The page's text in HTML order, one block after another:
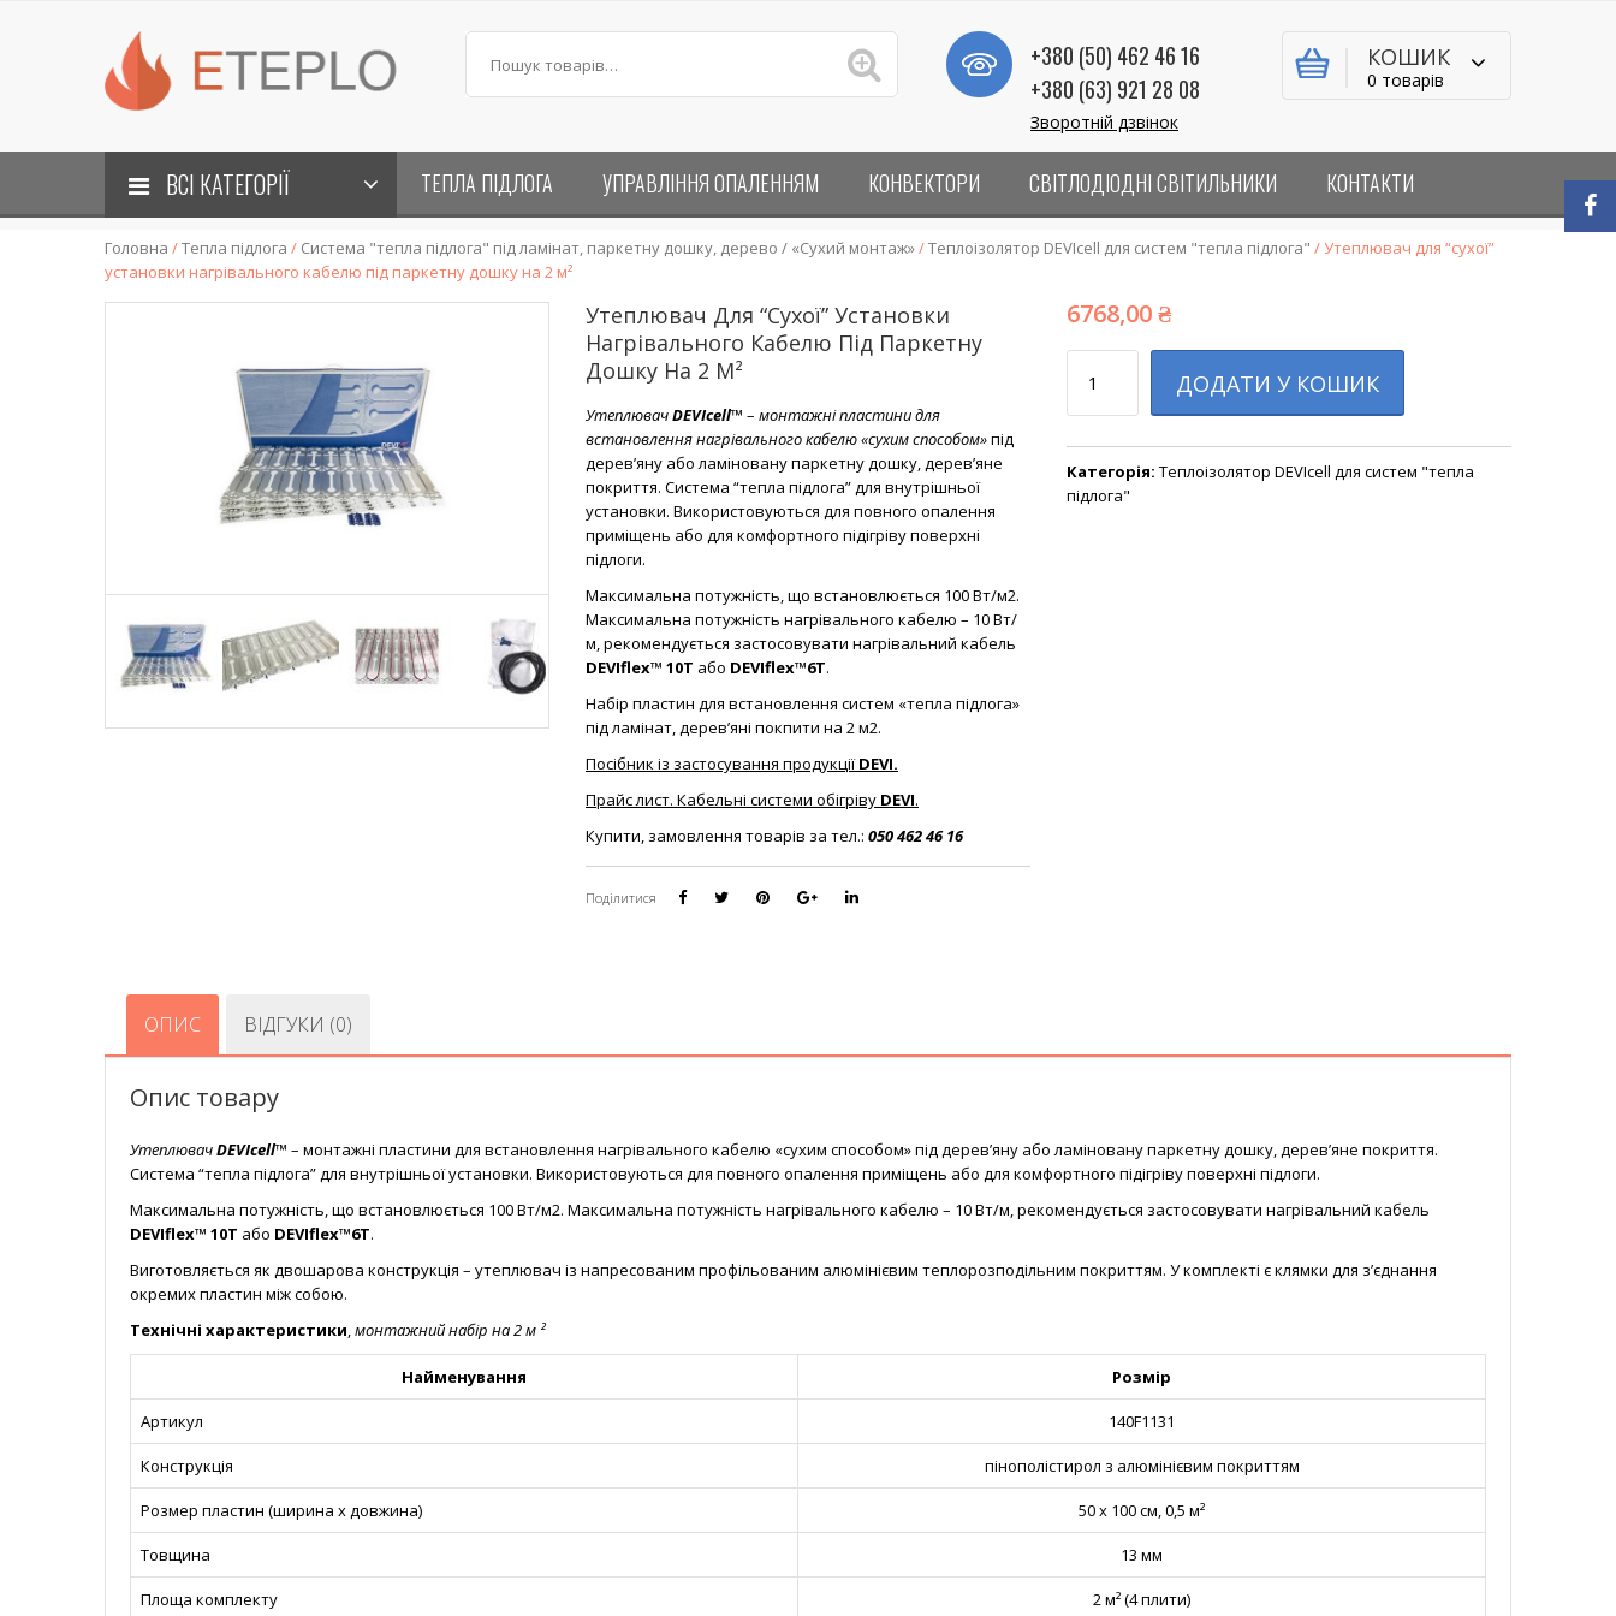
+380 (50) 462 46 16
+380 (63) 921 28 08
Зворотній дзвінок
КОШИК
0 товарів
ВСІ КАТЕГОРІЇ ТЕПЛА ПІДЛОГА УПРАВЛІННЯ ОПАЛЕННЯМ КОНВЕКТОРИ СВІТЛОДІОДНІ СВІТИЛЬНИКИ КОНТАКТИ
Головна /Тепла підлога / Система "тепла підлога" під ламінат, паркетну дошку, дерево / «Сухий монтаж»/Теплоізолятор DEVIcell для систем "тепла підлога" / Утеплювач для “сухої”
установки нагрівального кабелю під паркетну дошку на 2 м²
Утеплювач Для “сухої” Установки
Нагрівального Кабелю Під Паркетну
Дошку На 2 М²
УтеплювачDEVIcell™ – монтажні пластини для
встановлення нагрівального кабелю «сухим способом»під
дерев’яну або ламіновану паркетну дошку, дерев’яне
покриття. Система “тепла підлога” для внутрішньої
установки. Використовуються для повного опалення
приміщень або для комфортного підігріву поверхні
підлоги.
Максимальна потужність, що встановлюється 100 Вт/м2.
Максимальна потужність нагрівального кабелю – 10 Вт/
м, рекомендується застосовувати нагрівальний кабель
DEVIflex™ 10T або DEVIflex™6T.
Набір пластин для встановлення систем «тепла підлога»
під ламінат, дерев’яні покпити на 2 м2.
Посібник із застосування продукціїDEVI.
Прайс лист. Кабельні системи обігріву DEVI.
Купити, замовлення товарів за тел.: 050 462 46 16
Поділитися
6768,00₴
ДОДАТИ У КОШИК
Категорія: Теплоізолятор DEVIcell для систем "тепла
підлога"
ОПИС ВІДГУКИ (0)
Опис товару
УтеплювачDEVIcell™ – монтажні пластини для встановлення нагрівального кабелю «сухим способом» під дерев’яну або ламіновану паркетну дошку, дерев’яне покриття.
Система “тепла підлога” для внутрішньої установки. Використовуються для повного опалення приміщень або для комфортного підігріву поверхні підлоги.
Максимальна потужність, що встановлюється 100 Вт/м2. Максимальна потужність нагрівального кабелю – 10 Вт/м, рекомендується застосовувати нагрівальний кабель
DEVIflex™ 10T або DEVIflex™6T.
Виготовляється як двошарова конструкція – утеплювач із напресованим профільованим алюмінієвим теплорозподільним покриттям. У комплекті є клямки для з’єднання
окремих пластин між собою.
Технічні характеристики,монтажний набір на 2 м ²
Найменування Розмір
Артикул 140F1131
Конструкція пінополістирол з алюмінієвим покриттям
Розмер пластин (ширина х довжина) 50 х 100 см, 0,5 м²
Товщина 13 мм
Площа комплекту 2 м² (4 плити)